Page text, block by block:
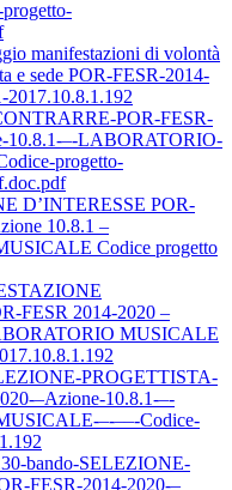
manifestazioni di volontà
e sede POR-FESR-2014-
2017.10.8.1.192
POR-FESR-
10.8.1-–-LABORATORIO-
progetto-
D’INTERESSE POR-
10.8.1 –
Codice progetto
FESR 2014-2020 –
MUSICALE
PROGETTISTA-
–Azione-10.8.1-–-
–-––-Codice-
bando-SELEZIONE-
FESR-2014-2020-–